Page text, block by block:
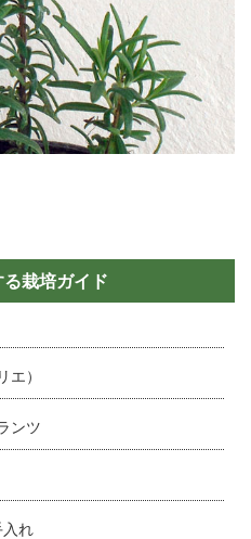
栽培ガイド
）
ンツ
入れ